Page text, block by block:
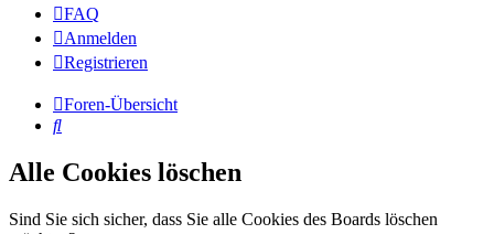
FAQ
Anmelden
Registrieren
Foren-Übersicht
Suche
Alle Cookies löschen
Sind Sie sich sicher, dass Sie alle Cookies des Boards löschen